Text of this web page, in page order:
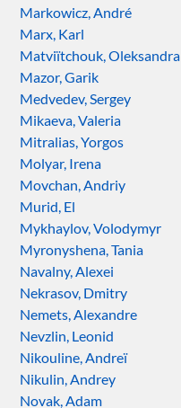
Markowicz, André
Marx, Karl
Matviïtchouk, Oleksandra
Mazor, Garik
Medvedev, Sergey
Mikaeva, Valeria
Mitralias, Yorgos
Molyar, Irena
Movchan, Andriy
Murid, El
Mykhaylov, Volodymyr
Myronyshena, Tania
Navalny, Alexei
Nekrasov, Dmitry
Nemets, Alexandre
Nevzlin, Leonid
Nikouline, Andreï
Nikulin, Andrey
Novak, Adam